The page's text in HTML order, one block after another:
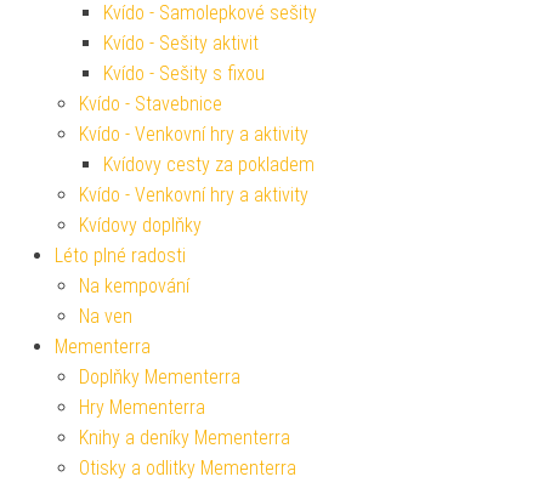
Kvído - Samolepkové sešity
Kvído - Sešity aktivit
Kvído - Sešity s fixou
Kvído - Stavebnice
Kvído - Venkovní hry a aktivity
Kvídovy cesty za pokladem
Kvído - Venkovní hry a aktivity
Kvídovy doplňky
Léto plné radosti
Na kempování
Na ven
Mementerra
Doplňky Mementerra
Hry Mementerra
Knihy a deníky Mementerra
Otisky a odlitky Mementerra